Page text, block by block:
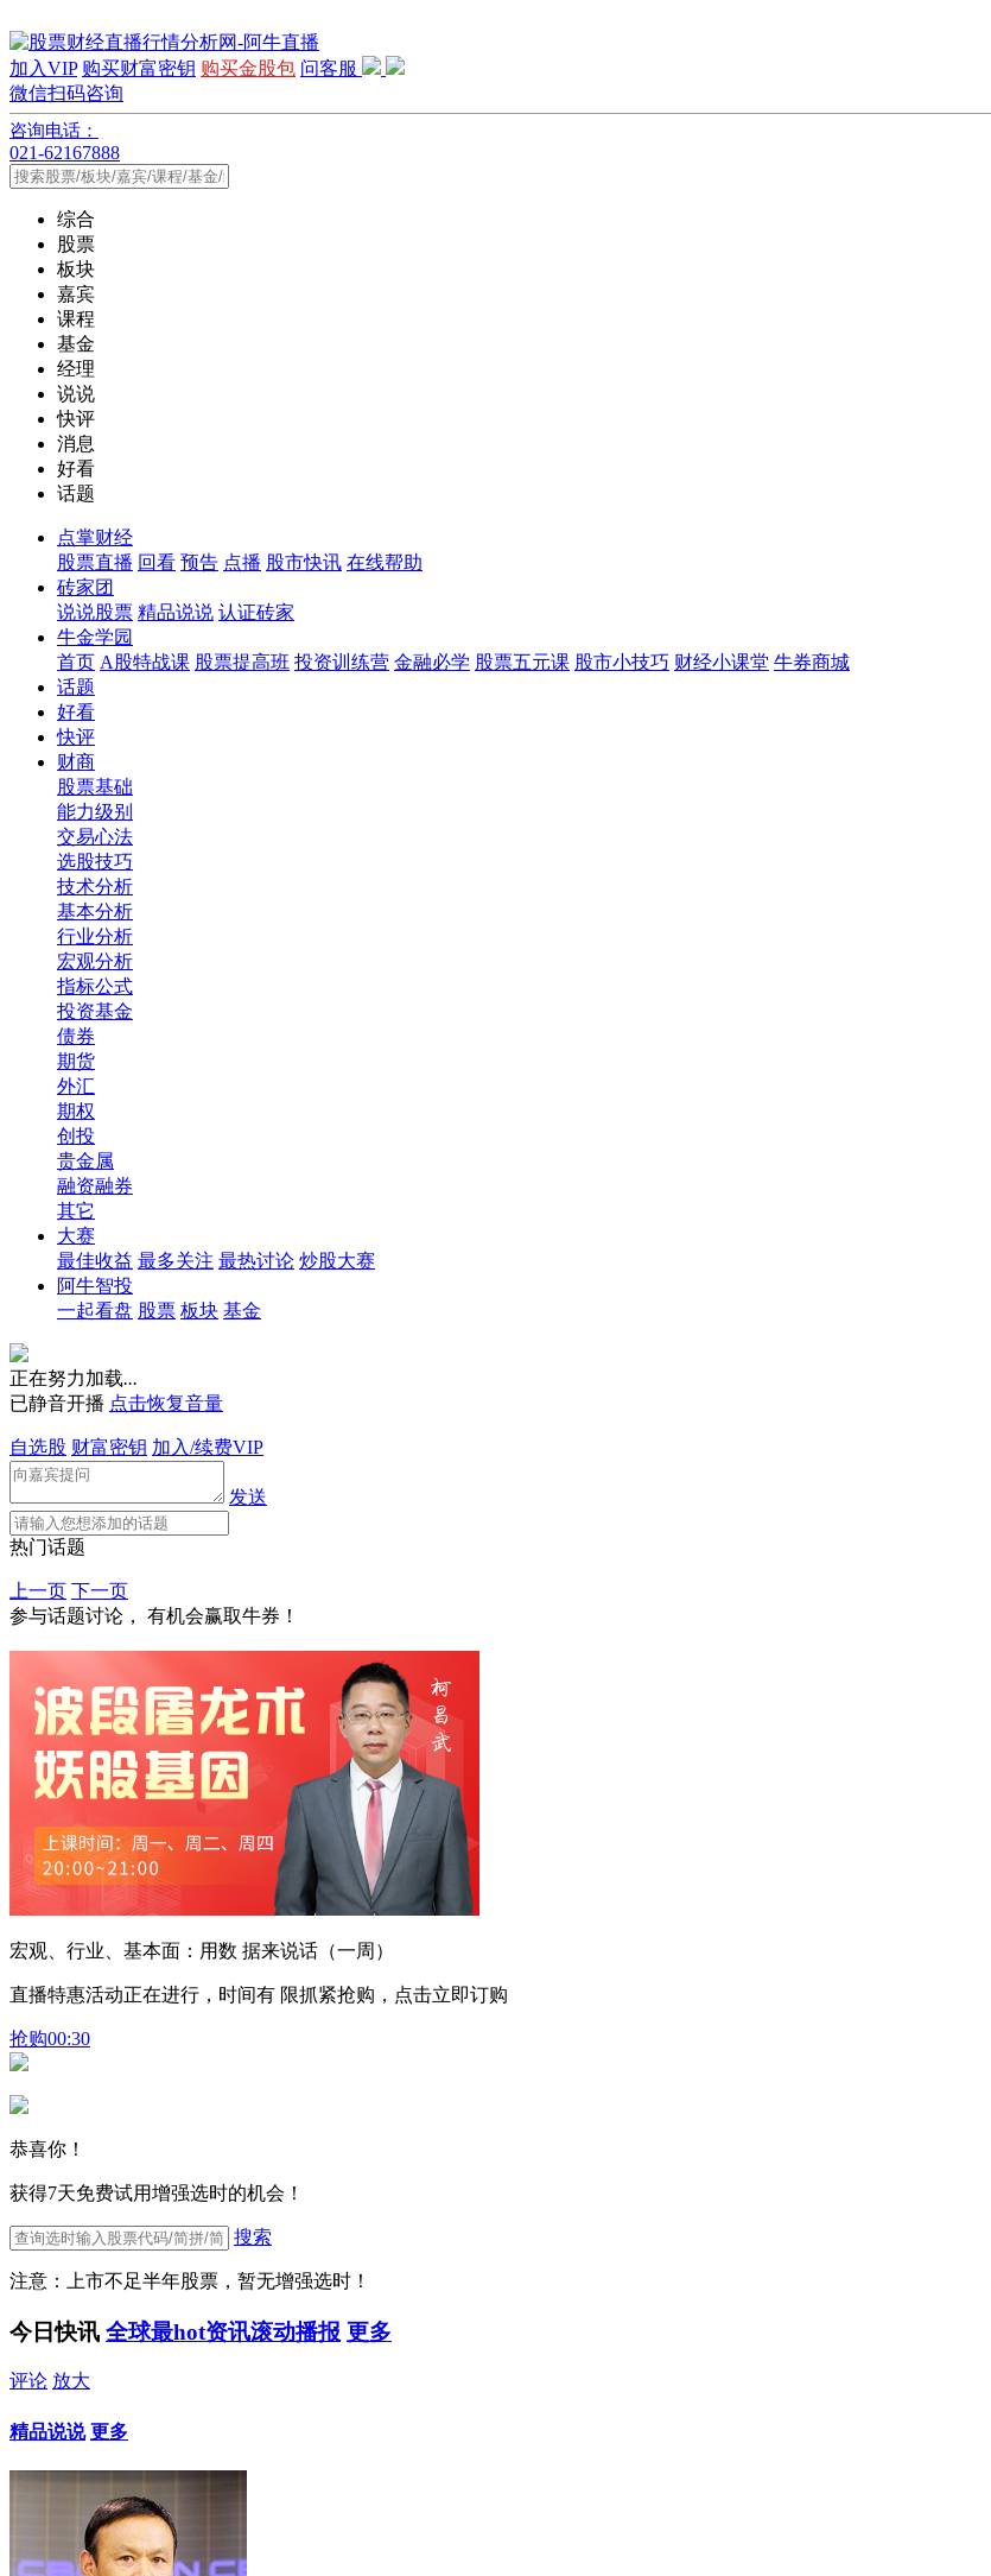
加入VIP 购买财富密钥 购买金股包 问客服
微信扫码咨询
咨询电话：
021-62167888
综合
股票
板块
嘉宾
课程
基金
经理
说说
快评
消息
好看
话题
点掌财经
股票直播 回看 预告 点播 股市快讯 在线帮助
砖家团
说说股票 精品说说 认证砖家
牛金学园
首页 A股特战课 股票提高班 投资训练营 金融必学 股票五元课 股市小技巧 财经小课堂 牛券商城
话题
好看
快评
财商
股票基础
能力级别
交易心法
选股技巧
技术分析
基本分析
行业分析
宏观分析
指标公式
投资基金
债券
期货
外汇
期权
创投
贵金属
融资融券
其它
大赛
最佳收益 最多关注 最热讨论 炒股大赛
阿牛智投
一起看盘 股票 板块 基金
正在努力加载...
已静音开播 点击恢复音量
自选股 财富密钥 加入/续费VIP
发送
热门话题
上一页 下一页
参与话题讨论， 有机会赢取牛券！
宏观、行业、基本面：用数 据来说话（一周）
直播特惠活动正在进行，时间有 限抓紧抢购，点击立即订购
抢购00:30
恭喜你！
获得7天免费试用增强选时的机会！
搜索
注意：上市不足半年股票，暂无增强选时！
今日快讯 全球最hot资讯滚动播报 更多
评论 放大
精品说说 更多